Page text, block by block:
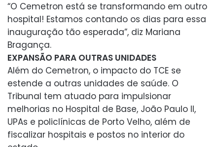
“O Cemetron está se transformando em outro
hospital! Estamos contando os dias para essa
inauguração tão esperada”, diz Mariana
Bragança.
EXPANSÃO PARA OUTRAS UNIDADES
Além do Cemetron, o impacto do TCE se
estende a outras unidades de saúde. O
Tribunal tem atuado para impulsionar
melhorias no Hospital de Base, João Paulo II,
UPAs e policlínicas de Porto Velho, além de
fiscalizar hospitais e postos no interior do